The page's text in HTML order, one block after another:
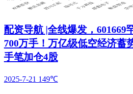
配资导航 |全线爆发，601669
700万手！万亿级低空经济蓄
手笔加仓4股
2025-7-21 149℃